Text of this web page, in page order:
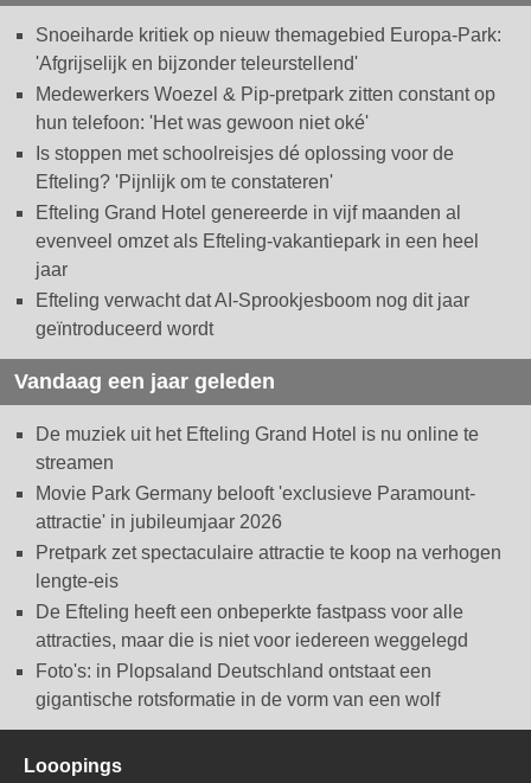
Snoeiharde kritiek op nieuw themagebied Europa-Park:
'Afgrijselijk en bijzonder teleurstellend'
Medewerkers Woezel & Pip-pretpark zitten constant op
hun telefoon: 'Het was gewoon niet oké'
Is stoppen met schoolreisjes dé oplossing voor de
Efteling? 'Pijnlijk om te constateren'
Efteling Grand Hotel genereerde in vijf maanden al
evenveel omzet als Efteling-vakantiepark in een heel
jaar
Efteling verwacht dat AI-Sprookjesboom nog dit jaar
geïntroduceerd wordt
Vandaag een jaar geleden
De muziek uit het Efteling Grand Hotel is nu online te
streamen
Movie Park Germany belooft 'exclusieve Paramount-
attractie' in jubileumjaar 2026
Pretpark zet spectaculaire attractie te koop na verhogen
lengte-eis
De Efteling heeft een onbeperkte fastpass voor alle
attracties, maar die is niet voor iedereen weggelegd
Foto's: in Plopsaland Deutschland ontstaat een
gigantische rotsformatie in de vorm van een wolf
Looopings